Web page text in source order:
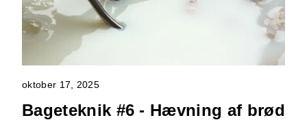
oktober 17, 2025
Bageteknik #6 - Hævning af brød